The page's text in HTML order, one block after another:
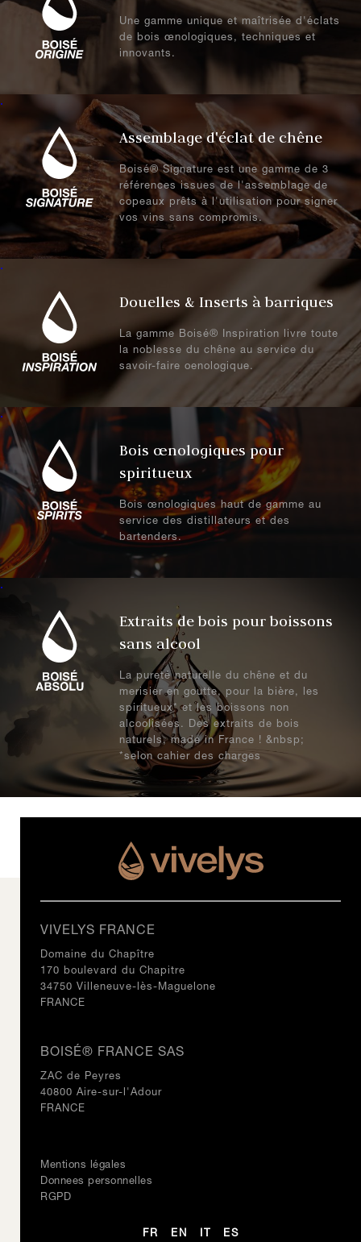
Une gamme unique et maîtrisée d'éclats
de bois œnologiques, techniques et
innovants.
.
Assemblage d'éclat de chêne
Boisé® Signature est une gamme de 3
références issues de l'assemblage de
copeaux prêts à l'utilisation pour signer
vos vins sans compromis.
.
Douelles & Inserts à barriques
La gamme Boisé® Inspiration livre toute
la noblesse du chêne au service du
savoir-faire oenologique.
.
Bois œnologiques pour
spiritueux
Bois œnologiques haut de gamme au
service des distillateurs et des
bartenders.
.
Extraits de bois pour boissons
sans alcool
La pureté naturelle du chêne et du
merisier en goutte, pour la bière, les
spiritueux* et les boissons non
alcoolisées. Des extraits de bois
naturels, made in France ! &nbsp;
*selon cahier des charges
VIVELYS FRANCE
Domaine du Chapître
170 boulevard du Chapitre
34750 Villeneuve-lès-Maguelone
FRANCE
BOISÉ® FRANCE SAS
ZAC de Peyres
40800 Aire-sur-l'Adour
FRANCE
Mentions légales
Donnees personnelles
RGPD
FR EN ES